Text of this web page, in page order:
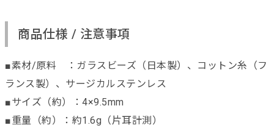
商品仕様 / 注意事項
■素材/原料 ：ガラスビーズ（日本製）、コットン糸（フ
ランス製）、サージカルステンレス
■サイズ（約）：4×9.5mm
■重量（約）：約1.6g（片耳計測）